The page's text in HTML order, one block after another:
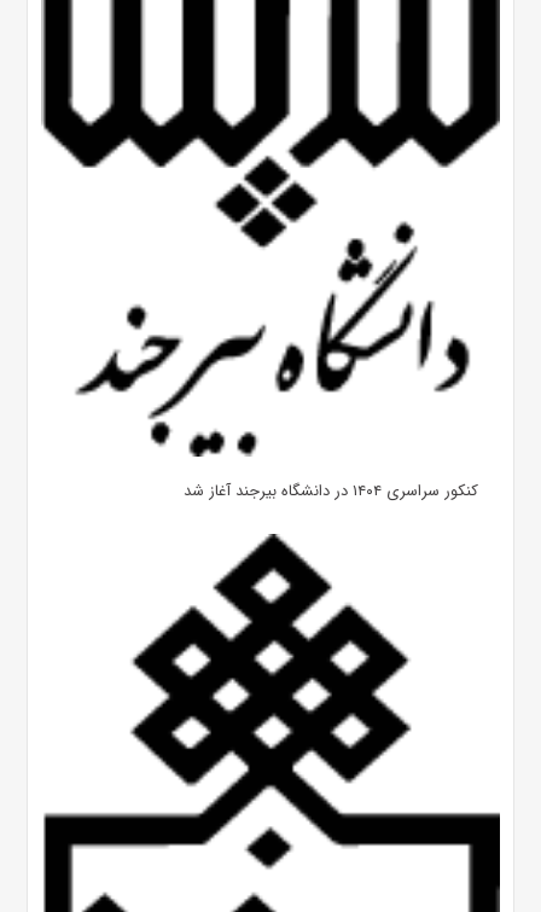
کنکور سراسری ۱۴۰۴ در دانشگاه بیرجند آغاز شد